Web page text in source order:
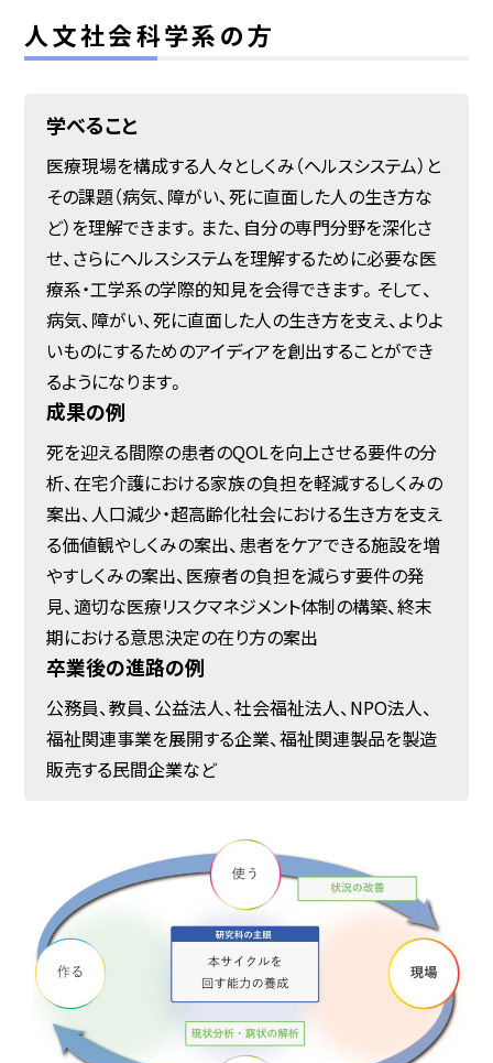
人文社会科学系の方
学べること
医療現場を構成する人々としくみ（ヘルスシステム）と
その課題（病気、障がい、死に直面した人の生き方な
ど）を理解できます。また、自分の専門分野を深化さ
せ、さらにヘルスシステムを理解するために必要な医
療系・工学系の学際的知見を会得できます。そして、
病気、障がい、死に直面した人の生き方を支え、よりよ
いものにするためのアイディアを創出することができ
るようになります。
成果の例
死を迎える間際の患者のQOLを向上させる要件の分
析、在宅介護における家族の負担を軽減するしくみの
案出、人口減少・超高齢化社会における生き方を支え
る価値観やしくみの案出、患者をケアできる施設を増
やすしくみの案出、医療者の負担を減らす要件の発
見、適切な医療リスクマネジメント体制の構築、終末
期における意思決定の在り方の案出
卒業後の進路の例
公務員、教員、公益法人、社会福祉法人、NPO法人、
福祉関連事業を展開する企業、福祉関連製品を製造
販売する民間企業など